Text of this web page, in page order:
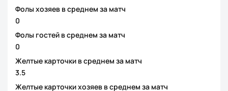
Фолы хозяев в среднем за матч
0
Фолы гостей в среднем за матч
0
Желтые карточки в среднем за матч
3.5
Желтые карточки хозяев в среднем за матч